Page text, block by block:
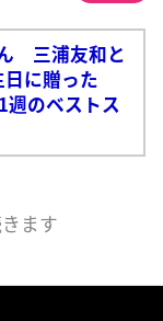
三浦友和と
に贈った
週のベストス
ます